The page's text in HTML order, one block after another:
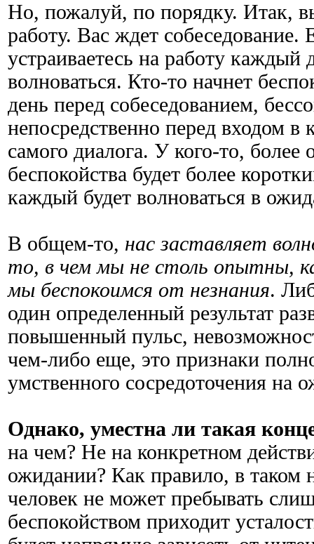
Но, пожалуй, по порядку. Итак,
работу. Вас ждет собеседование.
устраиваетесь на работу каждый
волноваться. Кто-то начнет
день перед собеседованием,
непосредственно перед входом в
самого диалога. У кого-то, более
беспокойства будет более
каждый будет волноваться в
В общем-то, нас заставляет
то, в чем мы не столь опытны,
мы беспокоимся от незнания.
один определенный результат
повышенный пульс,
чем-либо еще, это признаки
умственного сосредоточения на
Однако, уместна ли такая
на чем? Не на конкретном
ожидании? Как правило, в таком
человек не может пребывать
беспокойством приходит